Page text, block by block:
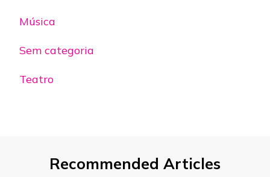
Música
Sem categoria
Teatro
Recommended Articles